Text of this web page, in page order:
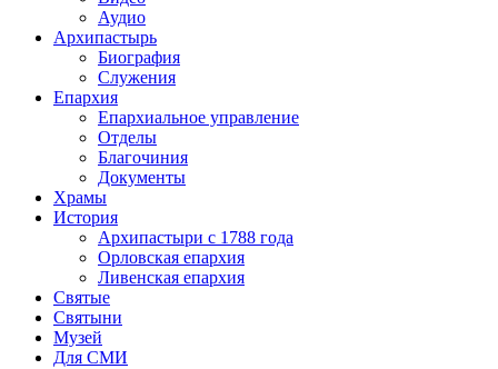
Аудио
Архипастырь
Биография
Служения
Епархия
Епархиальное управление
Отделы
Благочиния
Документы
Храмы
История
Архипастыри с 1788 года
Орловская епархия
Ливенская епархия
Святые
Святыни
Музей
Для СМИ